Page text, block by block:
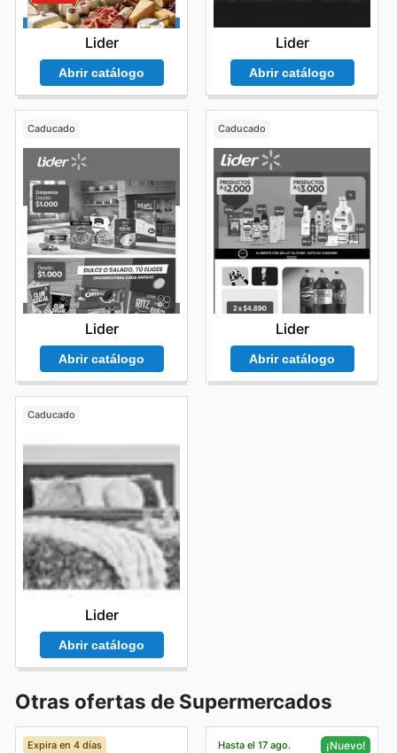
Lider
Abrir catálogo
Lider
Abrir catálogo
Caducado
Lider
Abrir catálogo
Caducado
Lider
Abrir catálogo
Caducado
Lider
Abrir catálogo
Otras ofertas de Supermercados
Expira en 4 días Hasta el 17 ago. ¡Nuevo!